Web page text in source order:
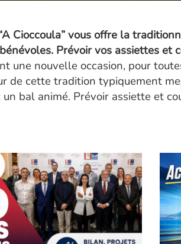
Cioccoula” vous offre la
Prévoir vos assiettes et
une nouvelle occasion, pour
de cette tradition typiquement
bal animé. Prévoir assiette et
Grillades !